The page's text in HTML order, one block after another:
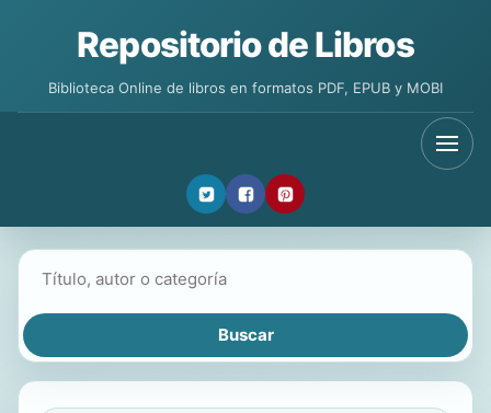
Repositorio de Libros
Biblioteca Online de libros en formatos PDF, EPUB y MOBI